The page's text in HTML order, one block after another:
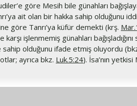
göre Mesih bile günahları
ait olan bir hakka sahip olduğunu
göre Tanrı’ya küfür demekti (krş.
karşı işlenmemiş günahları
sahip olduğunu ifade etmiş oluyordu
ayrıca bkz. Luk.5:24). İsa’nın yetkisi